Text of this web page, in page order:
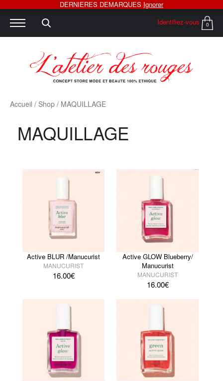
Identifiez-vous 0
Accueil / Shop / MAQUILLAGE
MAQUILLAGE
Active BLUR /Manucurist
MANUCURIST
16.00€
Active GLOW Blueberry/
Manucurist
MANUCURIST
16.00€
DERNIERES DEMARQUES Ignorer